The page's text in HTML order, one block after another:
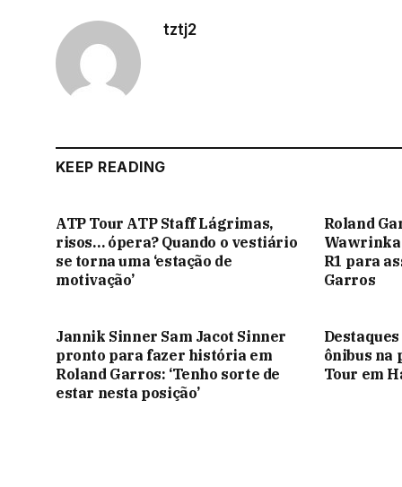
tztj2
KEEP READING
ATP Tour ATP Staff Lágrimas,
risos… ópera? Quando o vestiário
se torna uma ‘estação de
motivação’
Roland
R1 para
Garros
Jannik Sinner Sam Jacot Sinner
pronto para fazer história em
Roland Garros: ‘Tenho sorte de
estar nesta posição’
ônibus na
Tour em